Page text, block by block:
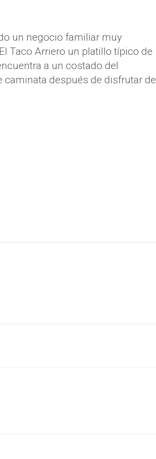
un negocio familiar muy
Taco Arriero un platillo típico de
a un costado del
después de disfrutar de